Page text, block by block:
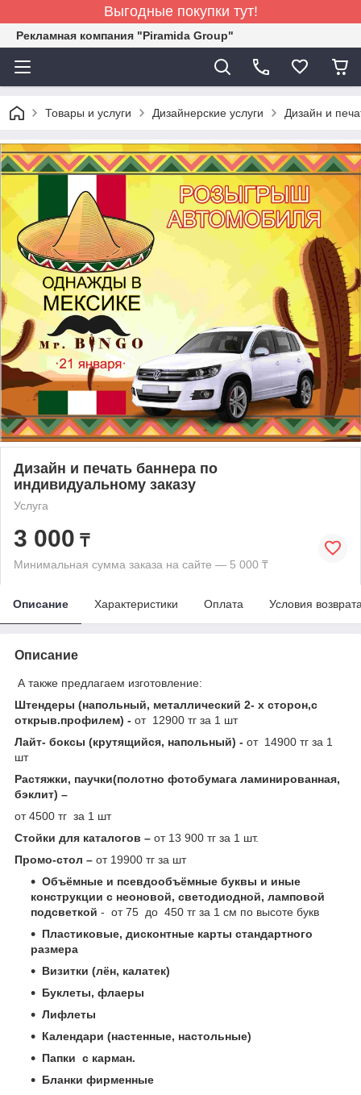
Выгодные покупки тут!
Рекламная компания "Piramida Group"
Товары и услуги Дизайнерские услуги Дизайн и
Дизайн и печать баннера по
индивидуальному заказу
Услуга
3 000 ₸
Минимальная сумма заказа на сайте — 5 000 ₸
Описание Характеристики Оплата Условия
Описание
А также предлагаем изготовление:
Штендеры (напольный, металлический 2- х сторон,с
открыв.профилем) - от 12900 тг за 1 шт
Лайт- боксы (крутящийся, напольный) - от 14900 тг за 1
шт
Растяжки, паучки(полотно фотобумага ламинированная,
бэклит) –
от 4500 тг за 1 шт
Стойки для каталогов – от 13 900 тг за 1 шт.
Промо-стол – от 19900 тг за шт
Объёмные и псевдообъёмные буквы и иные
конструкции с неоновой, светодиодной, ламповой
подсветкой - от 75 до 450 тг за 1 см по высоте букв
Пластиковые, дисконтные карты стандартного
размера
Визитки (лён, калатек)
Буклеты, флаеры
Лифлеты
Календари (настенные, настольные)
Папки с карман.
Бланки фирменные